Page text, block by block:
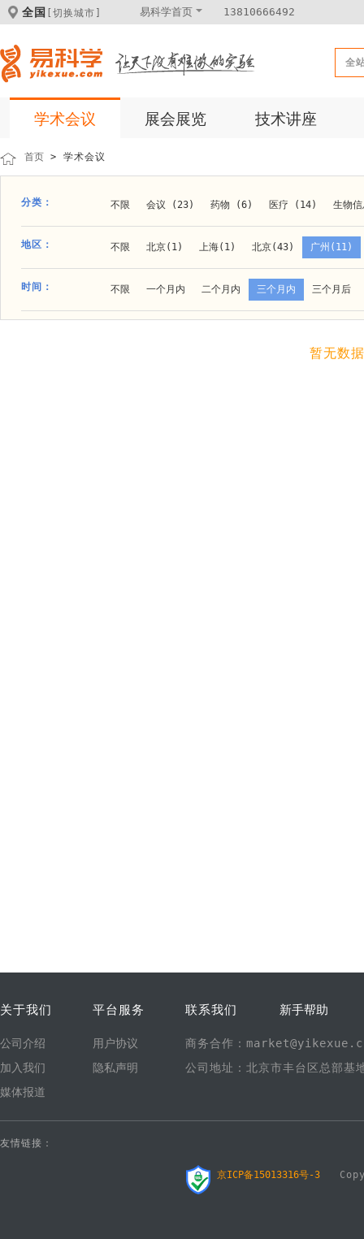
全国 [切换城市] 易科学首页 13810666492
全
学术会议 展会展览 技术讲座
首页 > 学术会议
分类： 不限 会议 (23) 药物 (6) 医疗 (14) 生物
成果转化 (2) 微
材料 (11) 材料化工 (1) 新材料 (1)
地区： 不限 北京(1) 上海(1) 北京(43) 广州(11)
郑州(1) 长春(1)
时间： 不限 一个月内 二个月内 三个月内 三个月后
暂无数据
关于我们
公司介绍
加入我们
媒体报道
平台服务
用户协议
隐私声明
联系我们 新手帮助
商务合作：
公司地址：北京市丰台区总部基
友情链接：
京ICP备15013316号-3